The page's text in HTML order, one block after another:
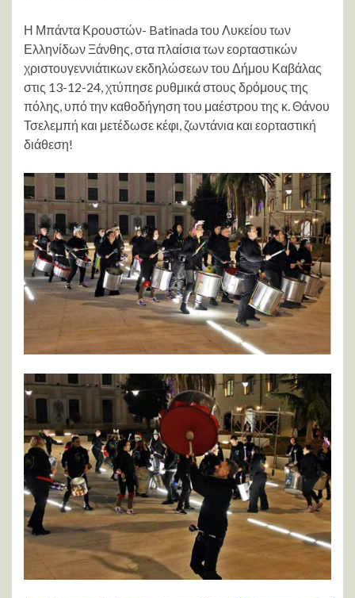
Η Μπάντα Κρουστών- Batinada του Λυκείου των
Ελληνίδων Ξάνθης, στα πλαίσια των εορταστικών
χριστουγεννιάτικων εκδηλώσεων του Δήμου Καβάλας
στις 13-12-24, χτύπησε ρυθμικά στους δρόμους της
πόλης, υπό την καθοδήγηση του μαέστρου της κ. Θάνου
Τσελεμπή και μετέδωσε κέφι, ζωντάνια και εορταστική
διάθεση!